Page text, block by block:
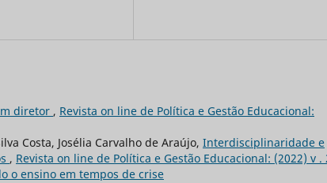
diretor , Revista on line de Política e Gestão Educacional:
Costa, Josélia Carvalho de Araújo, Interdisciplinaridade e
, Revista on line de Política e Gestão Educacional: (2022) v .
o ensino em tempos de crise